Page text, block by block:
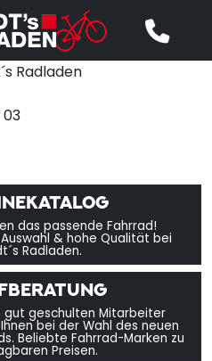
das passende Fahrrad!
& hohe Qualität bei
Radladen.
gut geschulten Mitarbeiter
bei der Wahl des neuen
Beliebte Fahrrad-Marken zu
Preisen.